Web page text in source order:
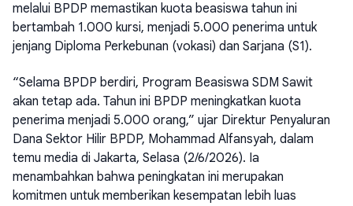
melalui BPDP memastikan kuota beasiswa tahun ini
bertambah 1.000 kursi, menjadi 5.000 penerima untuk
jenjang Diploma Perkebunan (vokasi) dan Sarjana (S1).
“Selama BPDP berdiri, Program Beasiswa SDM Sawit
akan tetap ada. Tahun ini BPDP meningkatkan kuota
penerima menjadi 5.000 orang,” ujar Direktur Penyaluran
Dana Sektor Hilir BPDP, Mohammad Alfansyah, dalam
temu media di Jakarta, Selasa (2/6/2026). Ia
menambahkan bahwa peningkatan ini merupakan
komitmen untuk memberikan kesempatan lebih luas